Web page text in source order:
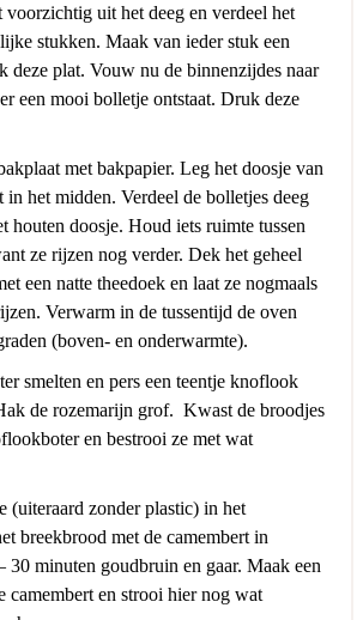
uit het deeg en verdeel het
stukken. Maak van ieder stuk een
deze plat. Vouw nu de binnenzijdes naar
een mooi bolletje ontstaat. Druk deze
met bakpapier. Leg het doosje van
in het midden. Verdeel de bolletjes deeg
houten doosje. Houd iets ruimte tussen
ze rijzen nog verder. Dek het geheel
een natte theedoek en laat ze nogmaals
Verwarm in de tussentijd de oven
(boven- en onderwarmte).
smelten en pers een teentje knoflook
de rozemarijn grof. Kwast de broodjes
en bestrooi ze met wat
(uiteraard zonder plastic) in het
breekbrood met de camembert in
30 minuten goudbruin en gaar. Maak een
camembert en strooi hier nog wat